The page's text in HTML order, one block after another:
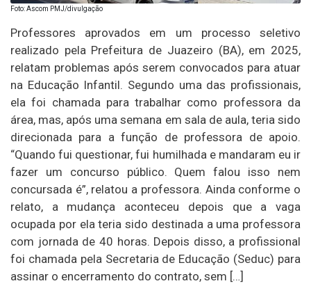
Foto: Ascom PMJ/divulgação
Professores aprovados em um processo seletivo
realizado pela Prefeitura de Juazeiro (BA), em 2025,
relatam problemas após serem convocados para atuar
na Educação Infantil. Segundo uma das profissionais,
ela foi chamada para trabalhar como professora da
área, mas, após uma semana em sala de aula, teria sido
direcionada para a função de professora de apoio.
“Quando fui questionar, fui humilhada e mandaram eu ir
fazer um concurso público. Quem falou isso nem
concursada é”, relatou a professora. Ainda conforme o
relato, a mudança aconteceu depois que a vaga
ocupada por ela teria sido destinada a uma professora
com jornada de 40 horas. Depois disso, a profissional
foi chamada pela Secretaria de Educação (Seduc) para
assinar o encerramento do contrato, sem […]